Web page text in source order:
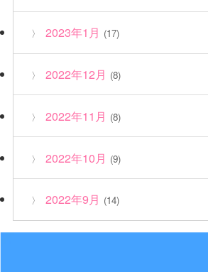
2023年1月 (17)
2022年12月 (8)
2022年11月 (8)
2022年10月 (9)
2022年9月 (14)